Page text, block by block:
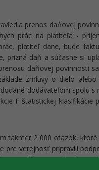
prenos daňovej
prác na platiteľa -
platiteľ dane, bude
prizná daň a súčasne si
daňovej povinnosti
zmluvy o dielo
dodávateľom spolu
F štatistickej klasifikácie
takmer 2 000 otázok,
pre verejnosť pripravili
produktov podľa